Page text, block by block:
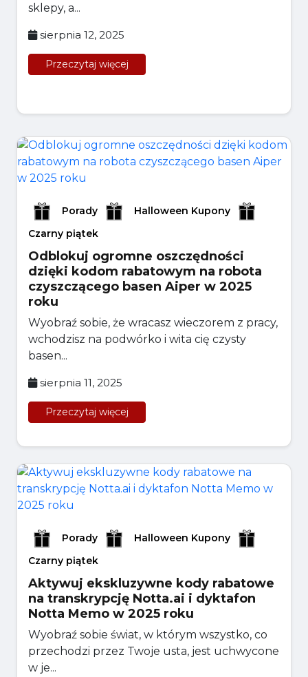
sklepy, a...
sierpnia 12, 2025
Przeczytaj więcej
Porady
Halloween Kupony
Czarny piątek
Odblokuj ogromne oszczędności
dzięki kodom rabatowym na robota
czyszczącego basen Aiper w 2025
roku
Wyobraź sobie, że wracasz wieczorem z pracy,
wchodzisz na podwórko i wita cię czysty
basen...
sierpnia 11, 2025
Przeczytaj więcej
Porady
Halloween Kupony
Czarny piątek
Aktywuj ekskluzywne kody rabatowe
na transkrypcję Notta.ai i dyktafon
Notta Memo w 2025 roku
Wyobraź sobie świat, w którym wszystko, co
przechodzi przez Twoje usta, jest uchwycone
w je...